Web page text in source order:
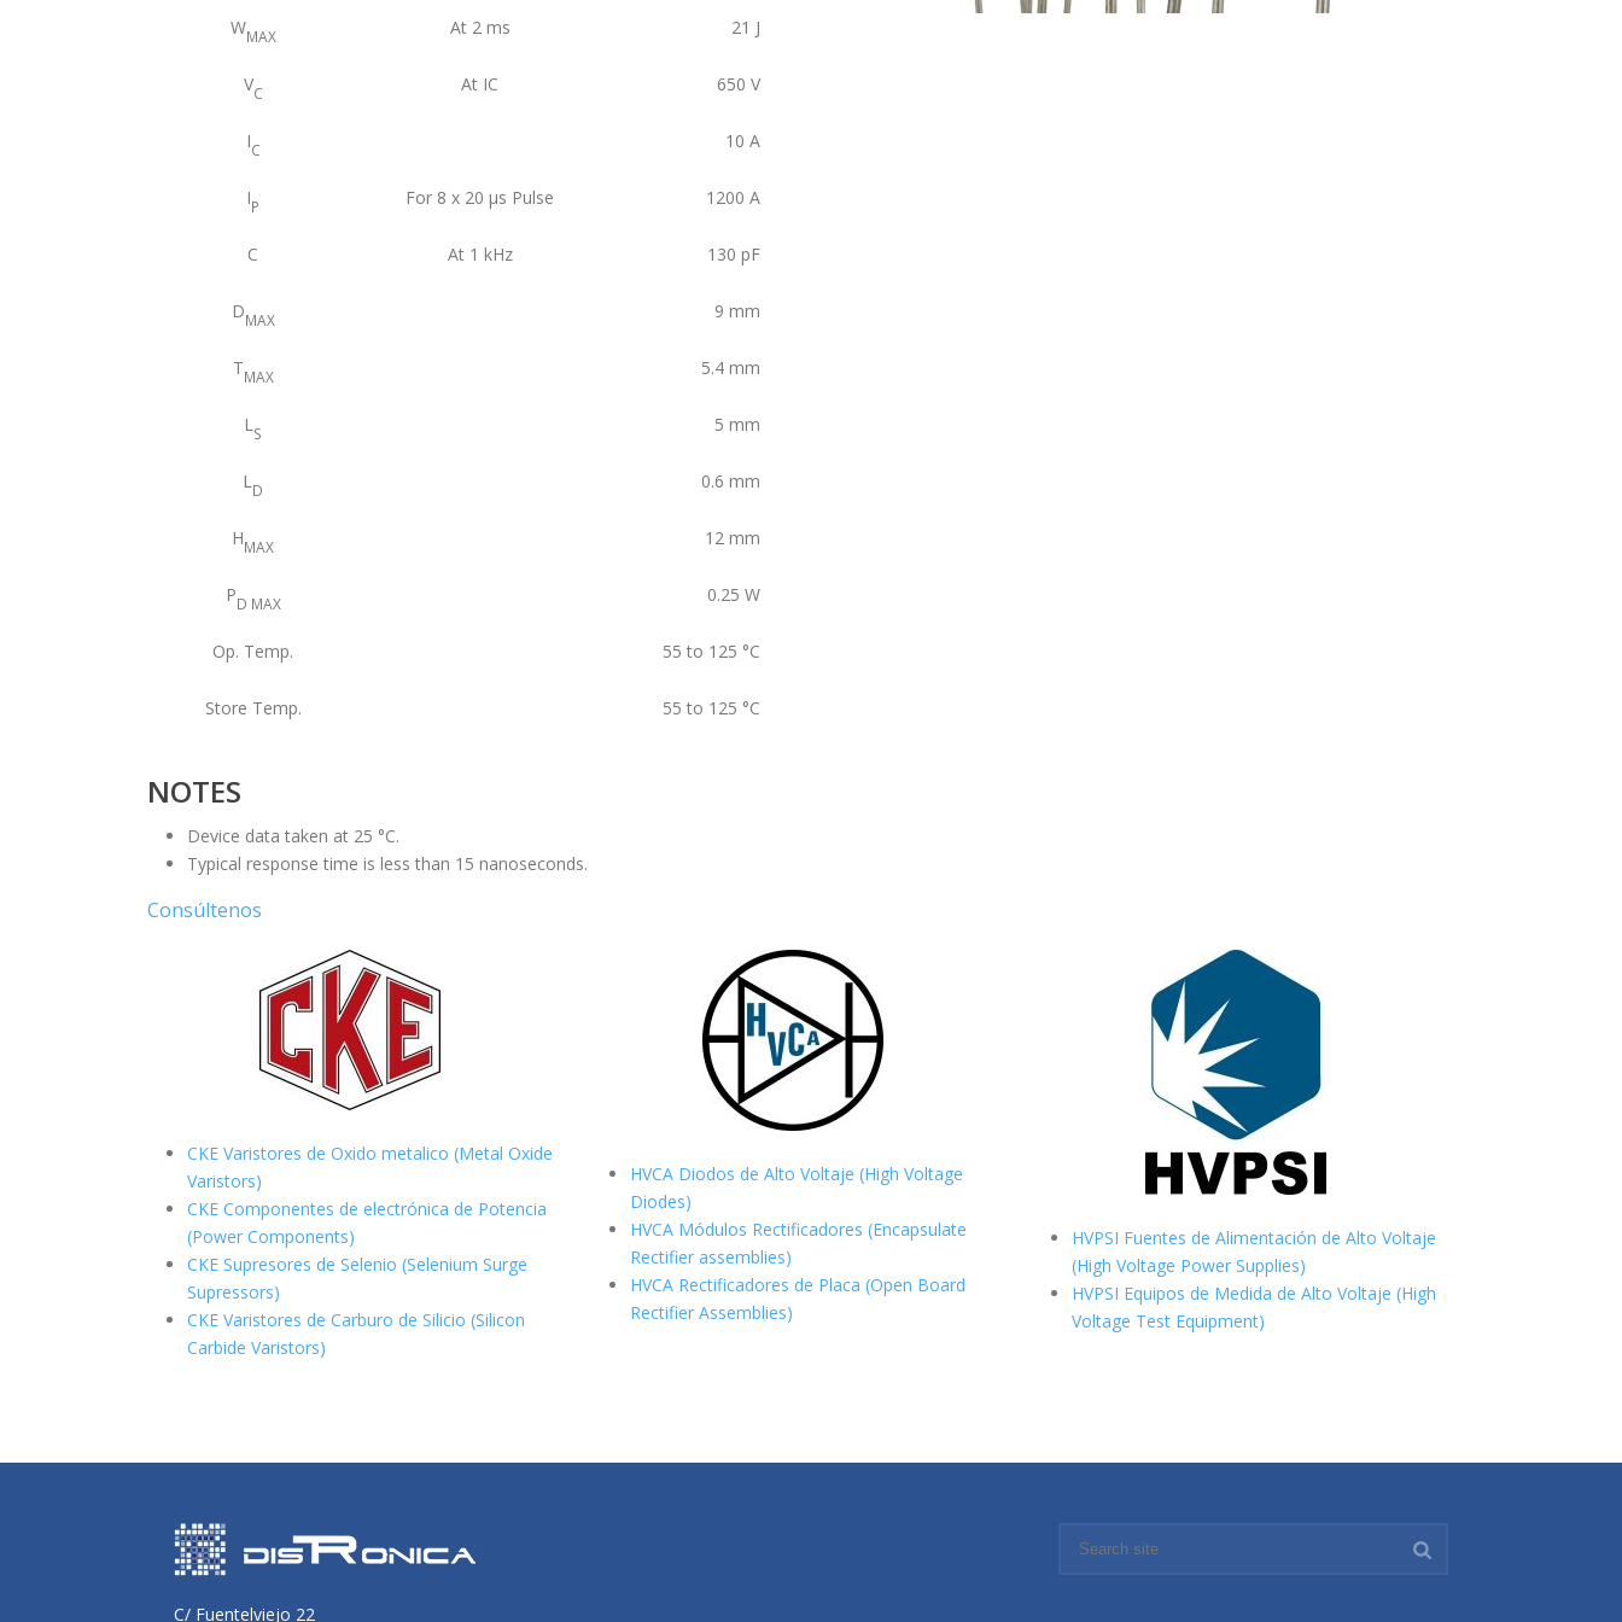
WMAX At 2 ms 21 J
VC At IC 650 V
IC 10 A
IP For 8 x 20 μs Pulse 1200 A
C At 1 kHz 130 pF
DMAX 9 mm
TMAX 5.4 mm
LS 5 mm
LD 0.6 mm
HMAX 12 mm
PD MAX 0.25 W
Op. Temp. 55 to 125 °C
Store Temp. 55 to 125 °C
NOTES
Device data taken at 25 °C.
Typical response time is less than 15 nanoseconds.
Consúltenos
CKE Varistores de Oxido metalico (Metal Oxide
Varistors)
CKE Componentes de electrónica de Potencia
(Power Components)
CKE Supresores de Selenio (Selenium Surge
Supressors)
CKE Varistores de Carburo de Silicio (Silicon
Carbide Varistors)
HVCA Diodos de Alto Voltaje (High Voltage
Diodes)
HVCA Módulos Rectificadores (Encapsulate
Rectifier assemblies)
HVCA Rectificadores de Placa (Open Board
Rectifier Assemblies)
HVPSI Fuentes de Alimentación de Alto Voltaje
(High Voltage Power Supplies)
HVPSI Equipos de Medida de Alto Voltaje (High
Voltage Test Equipment)
C/ Fuentelviejo 22